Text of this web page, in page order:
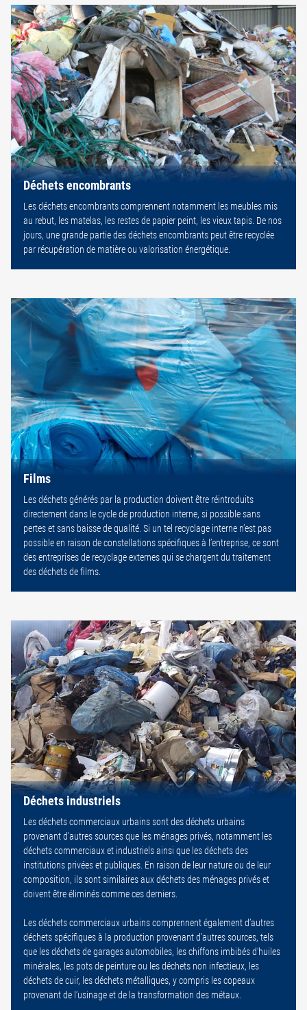
Déchets encombrants
Les déchets encombrants comprennent notamment les meubles mis
au rebut, les matelas, les restes de papier peint, les vieux tapis. De nos
jours, une grande partie des déchets encombrants peut être recyclée
par récupération de matière ou valorisation énergétique.
Films
Les déchets générés par la production doivent être réintroduits
directement dans le cycle de production interne, si possible sans
pertes et sans baisse de qualité. Si un tel recyclage interne n’est pas
possible en raison de constellations spécifiques à l’entreprise, ce sont
des entreprises de recyclage externes qui se chargent du traitement
des déchets de films.
Déchets industriels
Les déchets commerciaux urbains sont des déchets urbains
provenant d’autres sources que les ménages privés, notamment les
déchets commerciaux et industriels ainsi que les déchets des
institutions privées et publiques. En raison de leur nature ou de leur
composition, ils sont similaires aux déchets des ménages privés et
doivent être éliminés comme ces derniers.
Les déchets commerciaux urbains comprennent également d’autres
déchets spécifiques à la production provenant d’autres sources, tels
que les déchets de garages automobiles, les chiffons imbibés d’huiles
minérales, les pots de peinture ou les déchets non infectieux, les
déchets de cuir, les déchets métalliques, y compris les copeaux
provenant de l’usinage et de la transformation des métaux.